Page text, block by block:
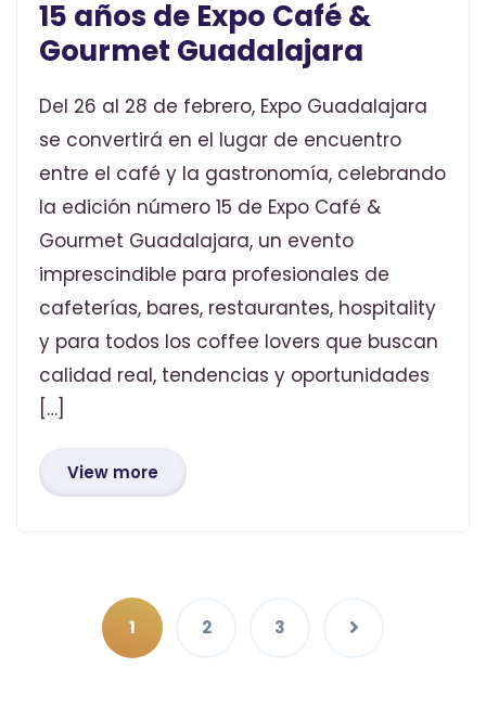
15 años de Expo Café &
Gourmet Guadalajara
Del 26 al 28 de febrero, Expo Guadalajara
se convertirá en el lugar de encuentro
entre el café y la gastronomía, celebrando
la edición número 15 de Expo Café &
Gourmet Guadalajara, un evento
imprescindible para profesionales de
cafeterías, bares, restaurantes, hospitality
y para todos los coffee lovers que buscan
calidad real, tendencias y oportunidades
[…]
View more
1 2 3